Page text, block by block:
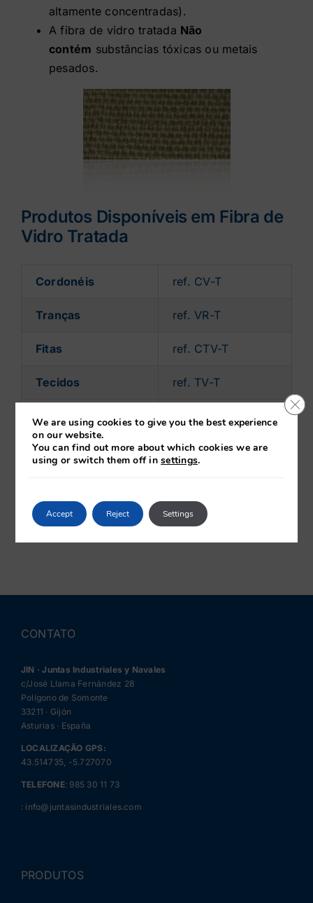
altamente concentradas).
A fibra de vidro tratada Não
contém substâncias tóxicas ou metais
pesados.
Produtos Disponíveis em Fibra de
Vidro Tratada
Cordonéis ref. CV-T
Tranças ref. VR-T
Fitas ref. CTV-T
Tecidos ref. TV-T
Capas ref. FTV-T
Baixar ficha técnica
Solicitar informação
CONTATO
JIN · Juntas Industriales y Navales
c/José Llama Fernández 28
Polígono de Somonte
33211 · Gijón
Asturias · España
LOCALIZAÇÃO GPS:
43.514735, -5.727070
TELEFONE: 985 30 11 73
: info@juntasindustriales.com
PRODUTOS
We are using cookies to give you the best experience
on our website.
You can find out more about which cookies we are
using or switch them off insettings.
Accept Reject Settings